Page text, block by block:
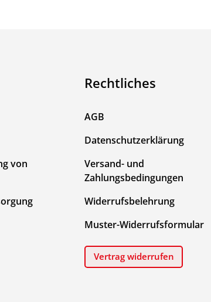
von
Rechtliches
AGB
Datenschutzerklärung
Versand- und
Zahlungsbedingungen
Widerrufsbelehrung
Muster-Widerrufsformular
Vertrag widerrufen